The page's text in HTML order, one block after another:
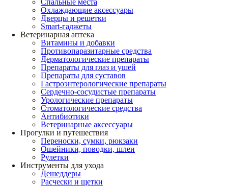
Спальные места
Охлаждающие аксессуары
Дверцы и решетки
Smart-гаджеты
Ветеринарная аптека
Витамины и добавки
Противопаразитарные средства
Дерматологические препараты
Препараты для глаз и ушей
Препараты для суставов
Гастроэнтерологические препараты
Сердечно-сосудистые препараты
Урологические препараты
Стоматологические средства
Антибиотики
Ветеринарные аксессуары
Прогулки и путешествия
Переноски, сумки, рюкзаки
Ошейники, поводки, шлеи
Рулетки
Инструменты для ухода
Дешеддеры
Расчески и щетки